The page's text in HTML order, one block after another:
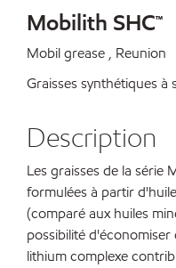
Mobilith SHC™
Mobil grease , Reunion
Graisses synthétiques à
Description
Les graisses de la série
formulées à partir
(comparé aux huiles
possibilité
lithium complexe